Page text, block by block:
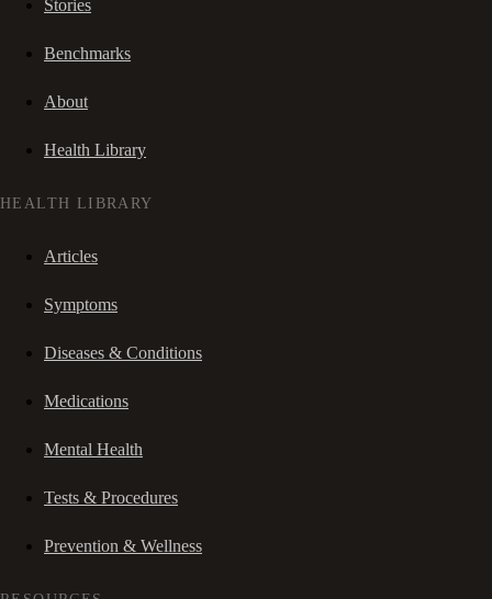
Stories
Benchmarks
About
Health Library
HEALTH LIBRARY
Articles
Symptoms
Diseases & Conditions
Medications
Mental Health
Tests & Procedures
Prevention & Wellness